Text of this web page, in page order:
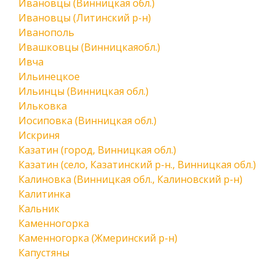
Ивановцы (Винницкая обл.)
Ивановцы (Литинский р-н)
Иванополь
Ивашковцы (Винницкаяобл.)
Ивча
Ильинецкое
Ильинцы (Винницкая обл.)
Ильковка
Иосиповка (Винницкая обл.)
Искриня
Казатин (город, Винницкая обл.)
Казатин (село, Казатинский р-н., Винницкая обл.)
Калиновка (Винницкая обл., Калиновский р-н)
Калитинка
Кальник
Каменногорка
Каменногорка (Жмеринский р-н)
Капустяны